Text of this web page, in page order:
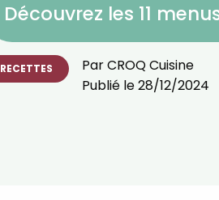
Découvrez les 11
RECETTES ParCROQ Cuisine
Publié le28/12/2024